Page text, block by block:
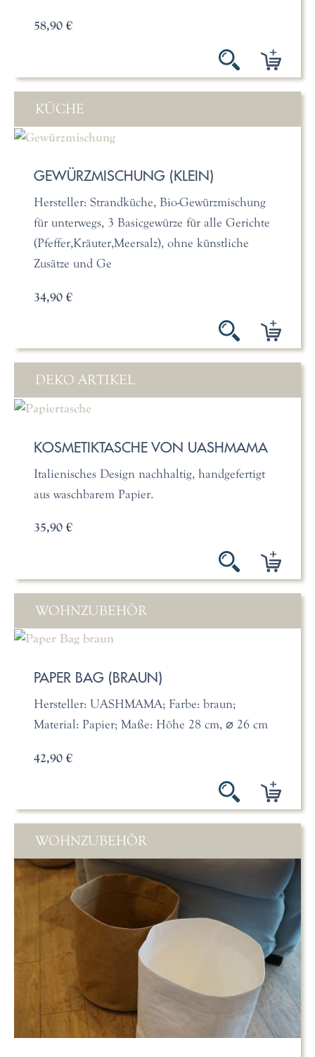
58,90 €
KÜCHE
GEWÜRZMISCHUNG (KLEIN)
Hersteller: Strandküche, Bio-Gewürzmischung
für unterwegs, 3 Basicgewürze für alle Gerichte
(Pfeffer,Kräuter,Meersalz), ohne künstliche
Zusätze und Ge
34,90 €
DEKO ARTIKEL
KOSMETIKTASCHE VON UASHMAMA
Italienisches Design nachhaltig, handgefertigt
aus waschbarem Papier.
35,90 €
WOHNZUBEHÖR
PAPER BAG (BRAUN)
Hersteller: UASHMAMA; Farbe: braun;
Material: Papier; Maße: Höhe 28 cm, ⌀ 26 cm
42,90 €
WOHNZUBEHÖR